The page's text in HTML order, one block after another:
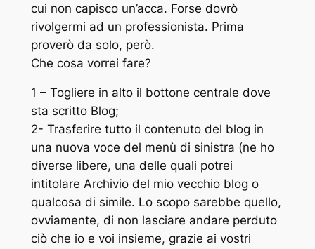
cui non capisco un’acca. Forse dovrò
rivolgermi ad un professionista. Prima
proverò da solo, però.
Che cosa vorrei fare?
1 – Togliere in alto il bottone centrale dove
sta scritto Blog;
2- Trasferire tutto il contenuto del blog in
una nuova voce del menù di sinistra (ne ho
diverse libere, una delle quali potrei
intitolare Archivio del mio vecchio blog o
qualcosa di simile. Lo scopo sarebbe quello,
ovviamente, di non lasciare andare perduto
ciò che io e voi insieme, grazie ai vostri